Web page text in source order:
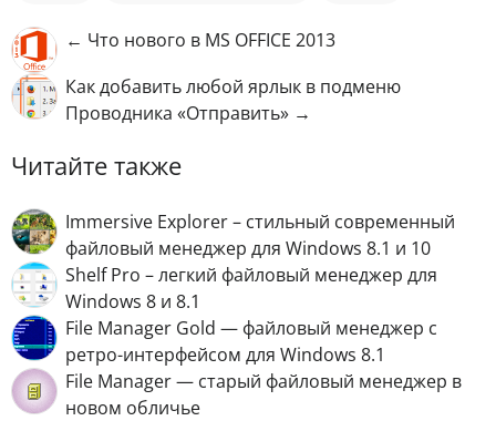
← Что нового в MS OFFICE 2013
Как добавить любой ярлык в подменю
Проводника «Отправить» →
Читайте также
Immersive Explorer – стильный современный
файловый менеджер для Windows 8.1 и 10
Shelf Pro – легкий файловый менеджер для
Windows 8 и 8.1
File Manager Gold — файловый менеджер с
ретро-интерфейсом для Windows 8.1
File Manager — старый файловый менеджер в
новом обличье